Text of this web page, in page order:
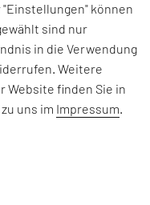
den Kern der
Industrie 4.0- oder
Products
über die Fähigkeit
Lebenszyklusses
bei
zu kommunizieren
autonom zu
ihre
können
sind nur
in die Verwendung
Weitere
Website finden Sie in
uns im Impressum.